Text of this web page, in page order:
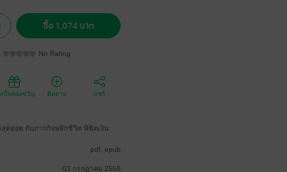
ซื้อ 1,074 บาท
No Rating
เป็นของขวัญ ติดตาม แชร์
ดยอด กับภารกิจพลิกชีวิต พิชิตเงิน
pdf, epub
03 กรกฎาคม 2568